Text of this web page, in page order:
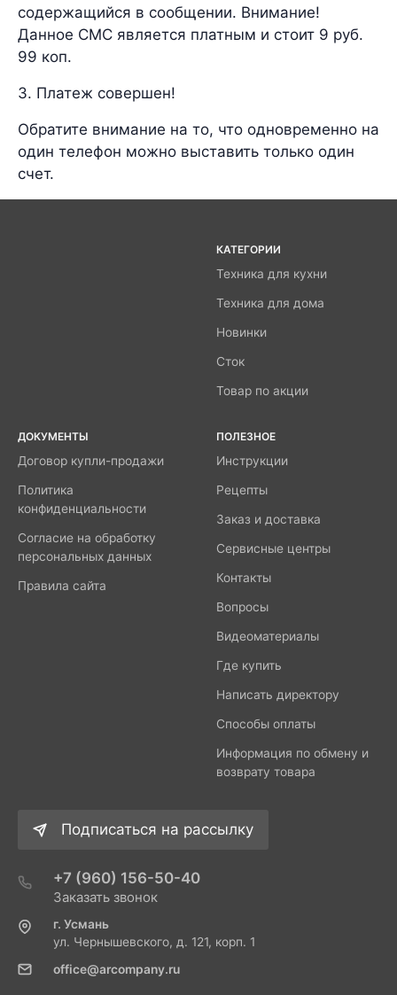
содержащийся в сообщении. Внимание!
Данное СМС является платным и стоит 9 руб.
99 коп.
3. Платеж совершен!
Обратите внимание на то, что одновременно на
один телефон можно выставить только один
счет.
КАТЕГОРИИ
Техника для кухни
Техника для дома
Новинки
Сток
Товар по акции
ДОКУМЕНТЫ
Договор купли-продажи
Политика
конфиденциальности
Согласие на обработку
персональных данных
Правила сайта
ПОЛЕЗНОЕ
Инструкции
Рецепты
Заказ и доставка
Сервисные центры
Контакты
Вопросы
Видеоматериалы
Где купить
Написать директору
Способы оплаты
Информация по обмену и
возврату товара
Подписаться на рассылку
+7 (960) 156-50-40
Заказать звонок
г. Усмань
ул. Чернышевского, д. 121, корп. 1
office@arcompany.ru